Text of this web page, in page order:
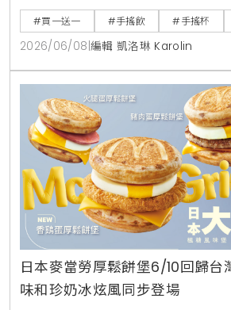
外送平台也同步推出茉香凍奶綠、芒
青、粉角生椰拿鐵等4大品項買1送1
不用出門也能省錢消暑。
#買一送一 #手搖飲 #手搖杯
2026/06/08 編輯 凱洛琳 Karolin
日本麥當勞厚鬆餅堡6/10回歸台
味和珍奶冰炫風同步登場